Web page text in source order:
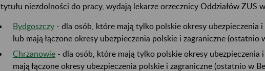
tytułu niezdolności do pracy, wydają lekarze orzecznicy Oddziałów ZUS
Bydgoszczy - dla osób, które mają tylko polskie okresy ubezpieczenia i
lub mają łączone okresy ubezpieczenia polskie i zagraniczne (ostatnio
Chrzanowie - dla osób, które mają tylko polskie okresy ubezpieczenia
mają łączone okresy ubezpieczenia polskie i zagraniczne (ostatnio w